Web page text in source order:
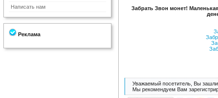
Написать нам
Реклама
Забрать Звон монет!
Уважаемый посетитель, Вы зашли
Мы рекомендуем Вам